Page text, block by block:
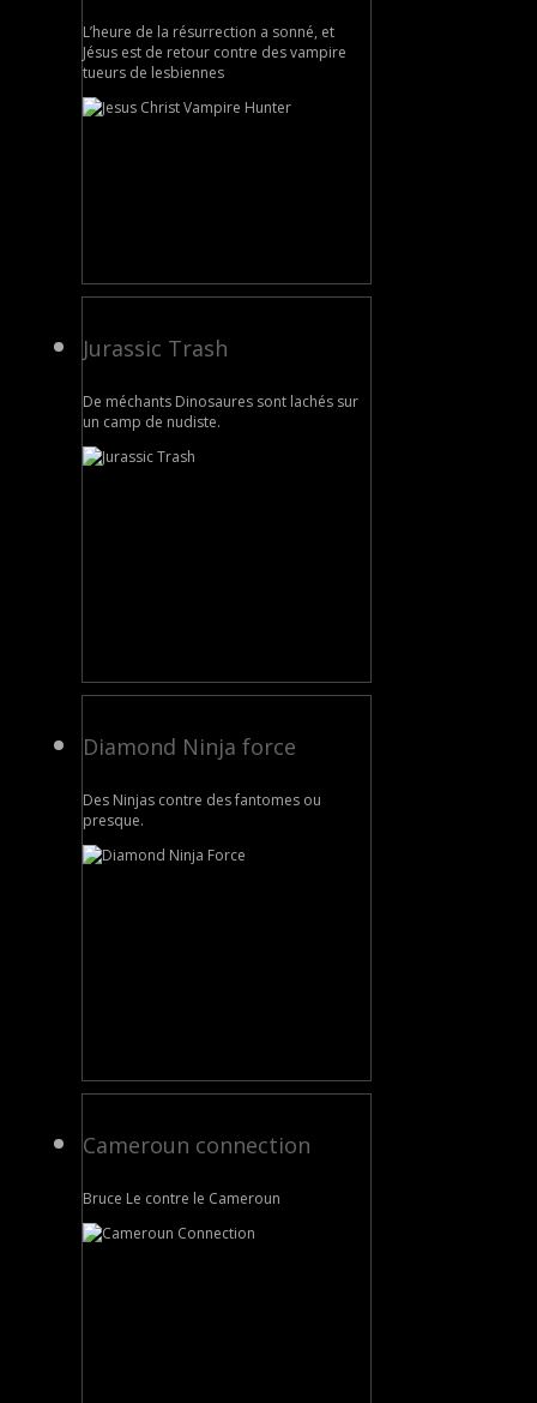
L’heure de la résurrection a sonné, et
Jésus est de retour contre des vampire
tueurs de lesbiennes
Jurassic Trash
De méchants Dinosaures sont lachés sur
un camp de nudiste.
Diamond Ninja force
Des Ninjas contre des fantomes ou
presque.
Cameroun connection
Bruce Le contre le Cameroun